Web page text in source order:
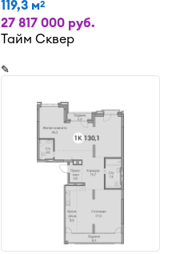
119,3 м2
27 817 000 руб.
Тайм Сквер
✎